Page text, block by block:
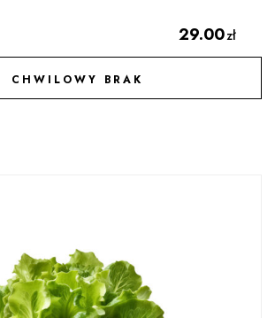
29.00zł
CHWILOWY BRAK
DODAJ DO ULUBIONYCH